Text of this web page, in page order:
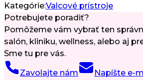
Kategórie:Valcové prístroje
Potrebujete poradiť?
Pomôžeme vám vybrať ten
salón, kliniku, wellness, alebo aj
Sme tu pre vás.
Zavolajte nám Napíšte e-